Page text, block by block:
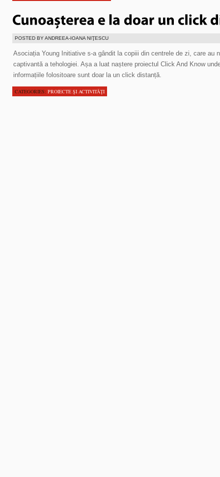
POSTED BY ANDREEA-IOANA NIŢESCU
Asociația Young Initiative s-a gândit la copiii din centrele de zi, care au
captivantă a tehologiei. Așa a luat naștere proiectul Click And Know
informațiile folositoare sunt doar la un click distanță.
CATEGORIES: PROIECTE ŞI ACTIVITĂŢI